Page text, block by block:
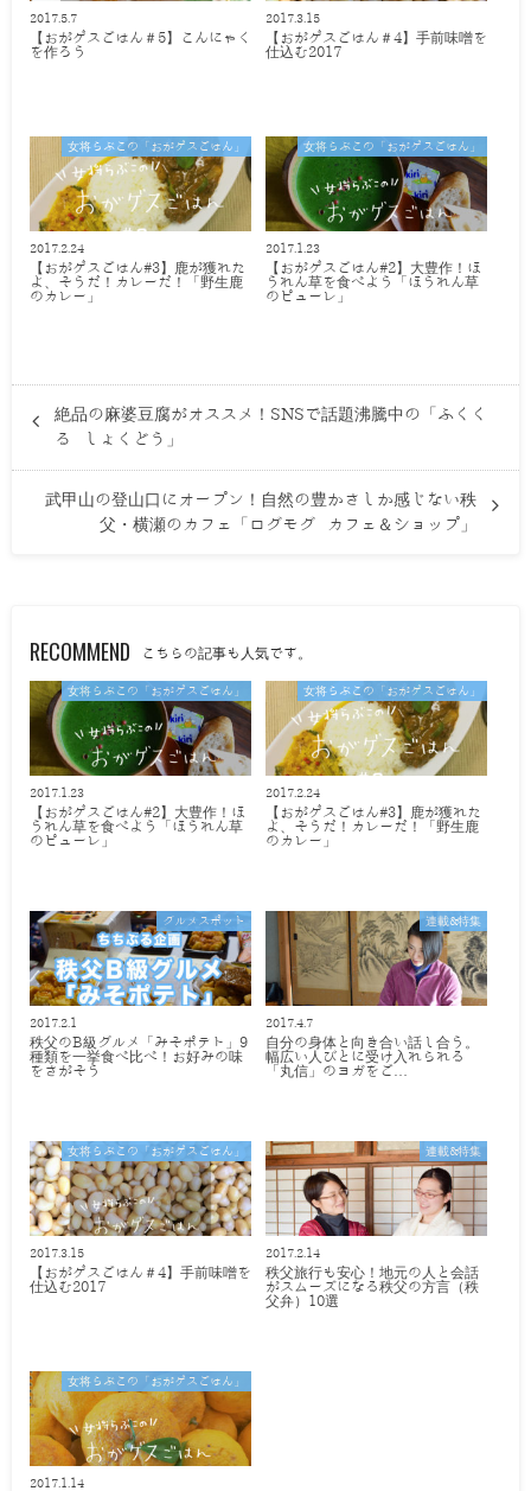
2017.5.7
【おがゲスごはん＃5】こんにゃく
を作ろう
2017.3.15
【おがゲスごはん＃4】手前味噌を
仕込む2017
女将らぶこの「おがゲスごはん」
2017.2.24
【おがゲスごはん#3】鹿が獲れた
よ、そうだ！カレーだ！「野生鹿
のカレー」
女将らぶこの「おがゲスごはん」
2017.1.23
【おがゲスごはん#2】大豊作！ほ
うれん草を食べよう「ほうれん草
のピューレ」
絶品の麻婆豆腐がオススメ！SNSで話題沸騰中の「ふくく
る しょくどう」
武甲山の登山口にオープン！自然の豊かさしか感じない秩
父・横瀬のカフェ「ログモグ カフェ＆ショップ」
RECOMMEND こちらの記事も人気です。
女将らぶこの「おがゲスごはん」
2017.1.23
【おがゲスごはん#2】大豊作！ほ
うれん草を食べよう「ほうれん草
のピューレ」
女将らぶこの「おがゲスごはん」
2017.2.24
【おがゲスごはん#3】鹿が獲れた
よ、そうだ！カレーだ！「野生鹿
のカレー」
グルメスポット
2017.2.1
秩父のB級グルメ「みそポテト」9
種類を一挙食べ比べ！お好みの味
をさがそう
連載&特集
2017.4.7
自分の身体と向き合い話し合う。
幅広い人びとに受け入れられる
「丸信」のヨガをご…
女将らぶこの「おがゲスごはん」
2017.3.15
【おがゲスごはん＃4】手前味噌を
仕込む2017
連載&特集
2017.2.14
秩父旅行も安心！地元の人と会話
がスムーズになる秩父の方言（秩
父弁）10選
女将らぶこの「おがゲスごはん」
2017.1.14